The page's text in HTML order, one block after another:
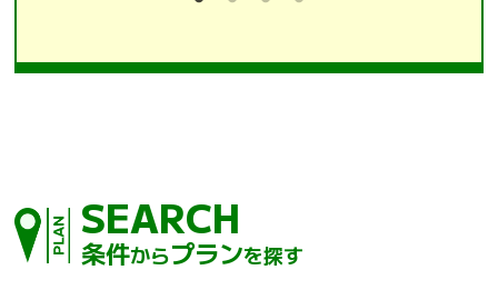
SEARCH
条件からプランを探す